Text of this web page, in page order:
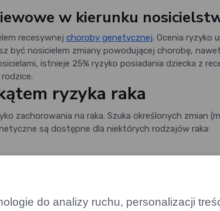
w kierunku
recesywnej choroby genetycznej. Ocenia ryzyko
być nosicielem zmiany powodującej chorobę,
istnieje 25% ryzyko posiadania dziecka z
ryzyka raka
zachorowania na raka. Szuka określonych zmian
są dostępne dla niektórych rodzajów raka:
do analizy ruchu, personalizacji